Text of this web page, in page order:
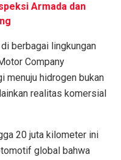
Armada dan
berbagai lingkungan
Company
menuju hidrogen bukan
realitas komersial
20 juta kilometer ini
global bahwa